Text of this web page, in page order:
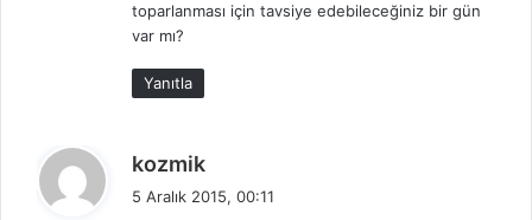
toparlanması için tavsiye edebileceğiniz bir gün
var mı?
Yanıtla
kozmik
5 Aralık 2015, 00:11